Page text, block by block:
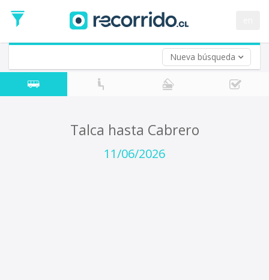
Nueva búsqueda
de
Ida
Vuelta (opcional)
Fecha
de
Talca hasta Cabrero
11/06/2026